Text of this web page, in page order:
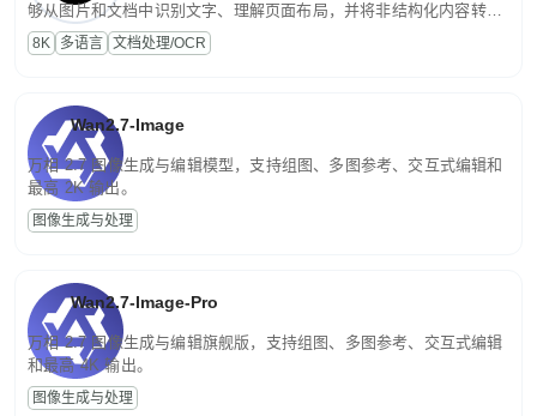
够从图片和文档中识别文字、理解页面布局，并将非结构化内容转换
为便于存储、检索和二次处理的结构化结果。
8K 多语言 文档处理/OCR
Wan2.7-Image
万相 2.7 图像生成与编辑模型，支持组图、多图参考、交互式编辑和
最高 2K 输出。
图像生成与处理
Wan2.7-Image-Pro
万相 2.7 图像生成与编辑旗舰版，支持组图、多图参考、交互式编辑
和最高 4K 输出。
图像生成与处理